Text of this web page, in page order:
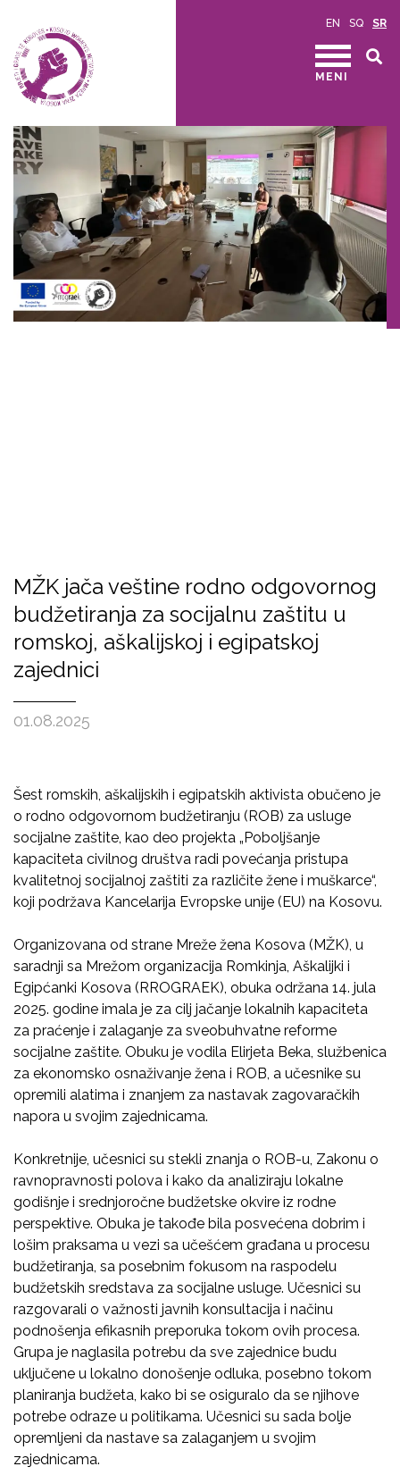
EN SQ SR
MENI
MŽK jača veštine rodno odgovornog
budžetiranja za socijalnu zaštitu u
romskoj, aškalijskoj i egipatskoj
zajednici
01.08.2025
Šest romskih, aškalijskih i egipatskih aktivista obučeno je
o rodno odgovornom budžetiranju (ROB) za usluge
socijalne zaštite, kao deo projekta „Poboljšanje
kapaciteta civilnog društva radi povećanja pristupa
kvalitetnoj socijalnoj zaštiti za različite žene i muškarce“,
koji podržava Kancelarija Evropske unije (EU) na Kosovu.
Organizovana od strane Mreže žena Kosova (MŽK), u
saradnji sa Mrežom organizacija Romkinja, Aškalijki i
Egipćanki Kosova (RROGRAEK), obuka održana 14. jula
2025. godine imala je za cilj jačanje lokalnih kapaciteta
za praćenje i zalaganje za sveobuhvatne reforme
socijalne zaštite. Obuku je vodila Elirjeta Beka, službenica
za ekonomsko osnaživanje žena i ROB, a učesnike su
opremili alatima i znanjem za nastavak zagovaračkih
napora u svojim zajednicama.
Konkretnije, učesnici su stekli znanja o ROB-u, Zakonu o
ravnopravnosti polova i kako da analiziraju lokalne
godišnje i srednjoročne budžetske okvire iz rodne
perspektive. Obuka je takođe bila posvećena dobrim i
lošim praksama u vezi sa učešćem građana u procesu
budžetiranja, sa posebnim fokusom na raspodelu
budžetskih sredstava za socijalne usluge. Učesnici su
razgovarali o važnosti javnih konsultacija i načinu
podnošenja efikasnih preporuka tokom ovih procesa.
Grupa je naglasila potrebu da sve zajednice budu
uključene u lokalno donošenje odluka, posebno tokom
planiranja budžeta, kako bi se osiguralo da se njihove
potrebe odraze u politikama. Učesnici su sada bolje
opremljeni da nastave sa zalaganjem u svojim
zajednicama.